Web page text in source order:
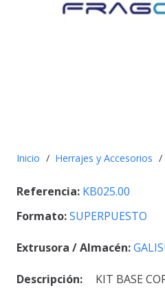
Inicio / Herrajes y Accesorios /
Referencia: KB025.00
Formato:SUPERPUESTO
Extrusora / Almacén:
Descripción: KIT BASE